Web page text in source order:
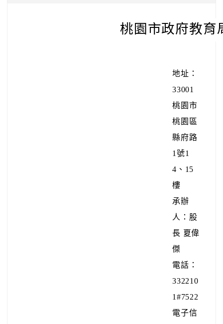
桃園市政府教育
地址：
33001
桃園市
桃園區
縣府路
1號1
4、15
樓
承辦
人：股
長 夏偉
傑
電話：
332210
1#7522
電子信